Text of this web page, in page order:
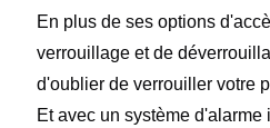
En plus de ses options
verrouillage et de
d'oublier de verrouiller votre
Et avec un système